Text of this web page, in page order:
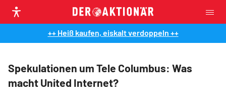
++ Heiß kaufen, eiskalt verdoppeln ++
Spekulationen um Tele Columbus: Was
macht United Internet?